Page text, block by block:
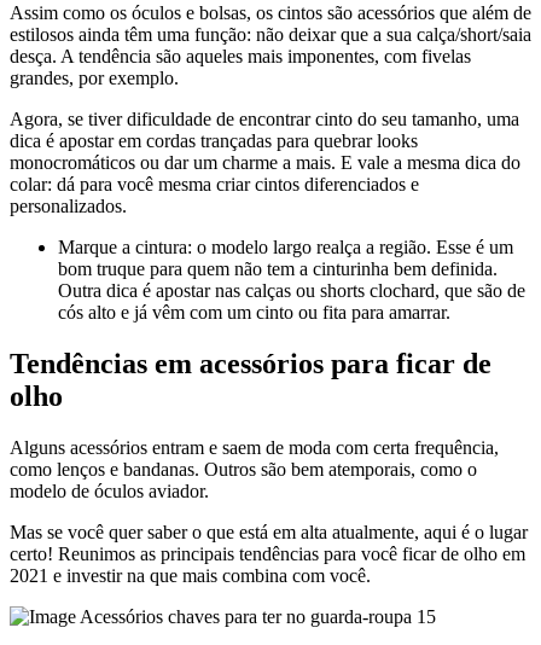
Assim como os óculos e bolsas, os cintos são acessórios que além de
estilosos ainda têm uma função: não deixar que a sua calça/short/saia
desça. A tendência são aqueles mais imponentes, com fivelas
grandes, por exemplo.
Agora, se tiver dificuldade de encontrar cinto do seu tamanho, uma
dica é apostar em cordas trançadas para quebrar looks
monocromáticos ou dar um charme a mais. E vale a mesma dica do
colar: dá para você mesma criar cintos diferenciados e
personalizados.
Marque a cintura: o modelo largo realça a região. Esse é um
bom truque para quem não tem a cinturinha bem definida.
Outra dica é apostar nas calças ou shorts clochard, que são de
cós alto e já vêm com um cinto ou fita para amarrar.
Tendências em acessórios para ficar de
olho
Alguns acessórios entram e saem de moda com certa frequência,
como lenços e bandanas. Outros são bem atemporais, como o
modelo de óculos aviador.
Mas se você quer saber o que está em alta atualmente, aqui é o lugar
certo! Reunimos as principais tendências para você ficar de olho em
2021 e investir na que mais combina com você.